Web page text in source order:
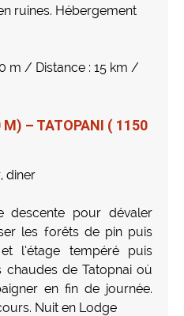
ruines. Hébergement
m / Distance : 15 km /
– TATOPANI ( 1150
diner
descente pour dévaler
les forêts de pin puis
l’étage tempéré puis
de Tatopnai où
en fin de journée.
Nuit en Lodge